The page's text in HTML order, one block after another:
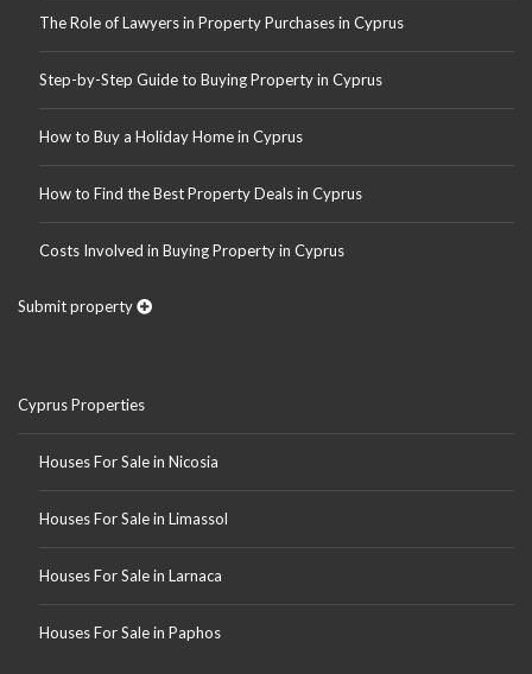
The Role of Lawyers in Property Purchases in Cyprus
Step-by-Step Guide to Buying Property in Cyprus
How to Buy a Holiday Home in Cyprus
How to Find the Best Property Deals in Cyprus
Costs Involved in Buying Property in Cyprus
Submit property
Cyprus Properties
Houses For Sale in Nicosia
Houses For Sale in Limassol
Houses For Sale in Larnaca
Houses For Sale in Paphos